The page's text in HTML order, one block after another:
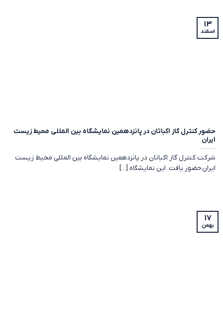
حضور کنترل گاز اکباتان در پانزدهمین نمایشگاه بین المللی محیط زیست
ایران
شرکت کنترل گاز اکباتان در پانزدهمین نمایشگاه بین المللی محیط زیست
ایران حضور یافت. این نمایشگاه [...]
۱۳
اسفند
۱۷
بهمن